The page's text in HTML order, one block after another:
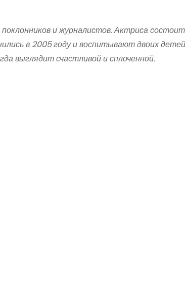
и журналистов. Актриса
в 2005 году и воспитывают двоих
выглядит счастливой и сплоченной.